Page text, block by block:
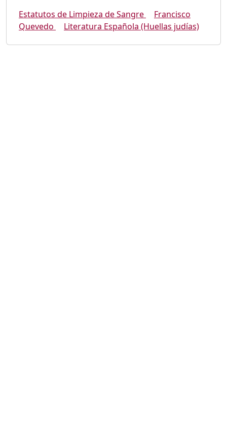
Estatutos de Limpieza de Sangre
Francisco
Quevedo
Literatura Española (Huellas judías)